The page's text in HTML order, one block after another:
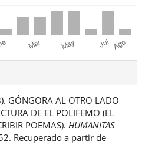
GÓNGORA AL OTRO LADO
DE EL POLIFEMO (EL
POEMAS). HUMANITAS
Recuperado a partir de